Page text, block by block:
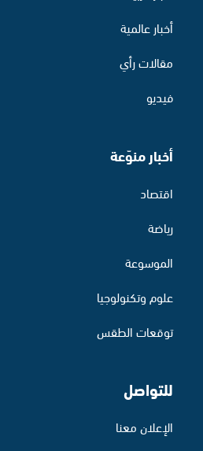
أخبار عالمية
مقالات رأي
فيديو
أخبار منوّعة
اقتصاد
رياضة
الموسوعة
علوم وتكنولوجيا
توقعات الطقس
للتواصل
الإعلان معنا